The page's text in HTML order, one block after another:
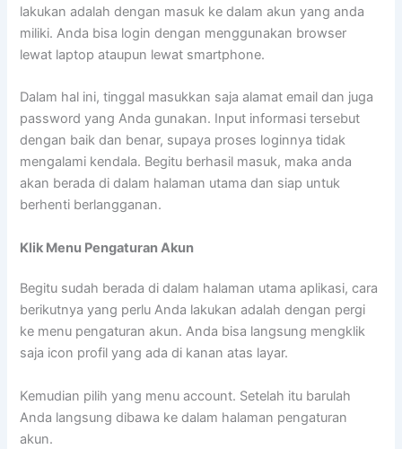
lakukan adalah dengan masuk ke dalam akun yang anda
miliki. Anda bisa login dengan menggunakan browser
lewat laptop ataupun lewat smartphone.
Dalam hal ini, tinggal masukkan saja alamat email dan juga
password yang Anda gunakan. Input informasi tersebut
dengan baik dan benar, supaya proses loginnya tidak
mengalami kendala. Begitu berhasil masuk, maka anda
akan berada di dalam halaman utama dan siap untuk
berhenti berlangganan.
Klik Menu Pengaturan Akun
Begitu sudah berada di dalam halaman utama aplikasi, cara
berikutnya yang perlu Anda lakukan adalah dengan pergi
ke menu pengaturan akun. Anda bisa langsung mengklik
saja icon profil yang ada di kanan atas layar.
Kemudian pilih yang menu account. Setelah itu barulah
Anda langsung dibawa ke dalam halaman pengaturan
akun.